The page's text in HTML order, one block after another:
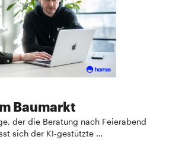
Baumarkt
der die Beratung nach Feierabend
sich der KI-gestützte …